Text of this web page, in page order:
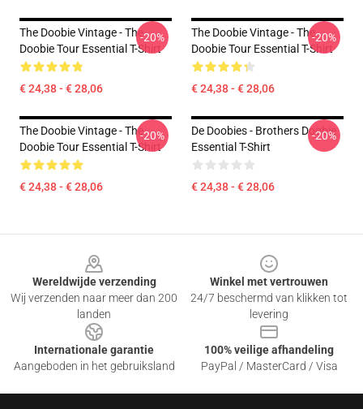
The Doobie Vintage - The
Doobie Tour Essential T-Shirt
€ 24,38 - € 28,06
-20%
The Doobie Vintage - The
Doobie Tour Essential T-Shirt
€ 24,38 - € 28,06
-20%
The Doobie Vintage - The
Doobie Tour Essential T-Shirt
€ 24,38 - € 28,06
-20%
De Doobies - Brothers Doobie
Essential T-Shirt
€ 24,38 - € 28,06
-20%
Wereldwijde verzending
Wij verzenden naar meer dan 200
landen
Winkel met vertrouwen
24/7 beschermd van klikken tot
levering
Internationale garantie
Aangeboden in het gebruiksland
100% veilige afhandeling
PayPal / MasterCard / Visa